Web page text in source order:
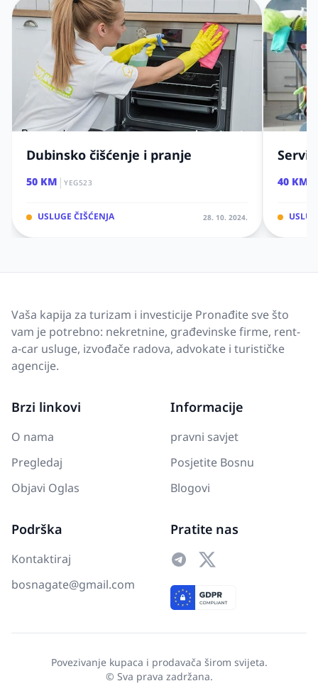
Dubinsko čišćenje i pranje
50 KM|YEG523
USLUGE ČIŠĆENJA 28. 10. 2024.
40 KM
Vaša kapija za turizam i investicije Pronađite sve što
vam je potrebno: nekretnine, građevinske firme, rent-
a-car usluge, izvođače radova, advokate i turističke
agencije.
Brzi linkovi
O nama
Pregledaj
Objavi Oglas
Informacije
pravni savjet
Posjetite Bosnu
Blogovi
Podrška
Kontaktiraj
bosnagate@gmail.com
Pratite nas
Povezivanje kupaca i prodavača širom svijeta.
© Sva prava zadržana.